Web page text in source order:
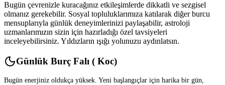
Bugün çevrenizle kuracağınız etkileşimlerde dikkatli ve sezgisel
olmanız gerekebilir. Sosyal topluluklarımıza katılarak diğer burcu
mensuplarıyla günlük deneyimlerinizi paylaşabilir, astroloji
uzmanlarımızın sizin için hazırladığı özel tavsiyeleri
inceleyebilirsiniz. Yıldızların ışığı yolunuzu aydınlatsın.
Günlük Burç Falı ( Koc)
Bugün enerjiniz oldukça yüksek. Yeni başlangıçlar için harika bir gün,